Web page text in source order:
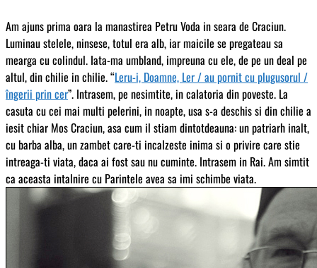
Am ajuns prima oara la manastirea Petru Voda in seara de Craciun.
Luminau stelele, ninsese, totul era alb, iar maicile se pregateau sa
mearga cu colindul. Iata-ma umbland, impreuna cu ele, de pe un deal pe
altul, din chilie in chilie. “Leru-i, Doamne, Ler / au pornit cu plugusorul /
îngerii prin cer”. Intrasem, pe nesimtite, in calatoria din poveste. La
casuta cu cei mai multi pelerini, in noapte, usa s-a deschis si din chilie a
iesit chiar Mos Craciun, asa cum il stiam dintotdeauna: un patriarh inalt,
cu barba alba, un zambet care-ti incalzeste inima si o privire care stie
intreaga-ti viata, daca ai fost sau nu cuminte. Intrasem in Rai. Am simtit
ca aceasta intalnire cu Parintele avea sa imi schimbe viata.